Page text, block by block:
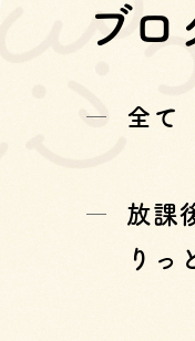
ブロ
全て
放課
りっ